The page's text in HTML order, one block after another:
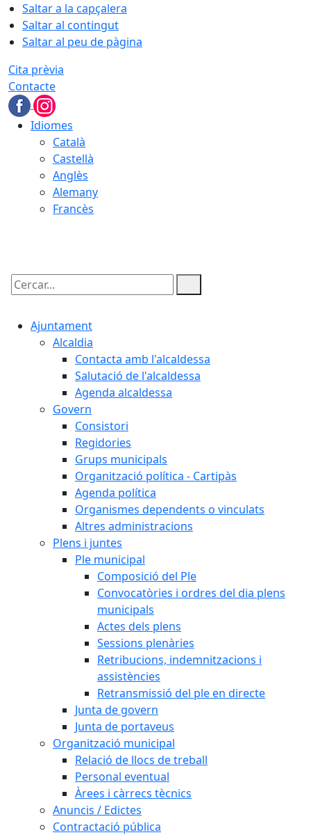
Saltar a la capçalera
Saltar al contingut
Saltar al peu de pàgina
Cita prèvia
Contacte
Idiomes
Català
Castellà
Anglès
Alemany
Francès
Cercar:
Ajuntament
Alcaldia
Contacta amb l'alcaldessa
Salutació de l'alcaldessa
Agenda alcaldessa
Govern
Consistori
Regidories
Grups municipals
Organització política - Cartipàs
Agenda política
Organismes dependents o vinculats
Altres administracions
Plens i juntes
Ple municipal
Composició del Ple
Convocatòries i ordres del dia plens
municipals
Actes dels plens
Sessions plenàries
Retribucions, indemnitzacions i
assistències
Retransmissió del ple en directe
Junta de govern
Junta de portaveus
Organització municipal
Relació de llocs de treball
Personal eventual
Àrees i càrrecs tècnics
Anuncis / Edictes
Contractació pública